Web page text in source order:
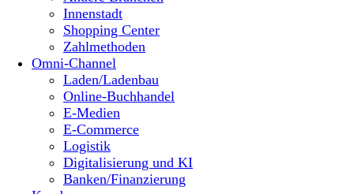
Innenstadt
Shopping Center
Zahlmethoden
Omni-Channel
Laden/Ladenbau
Online-Buchhandel
E-Medien
E-Commerce
Logistik
Digitalisierung und KI
Banken/Finanzierung